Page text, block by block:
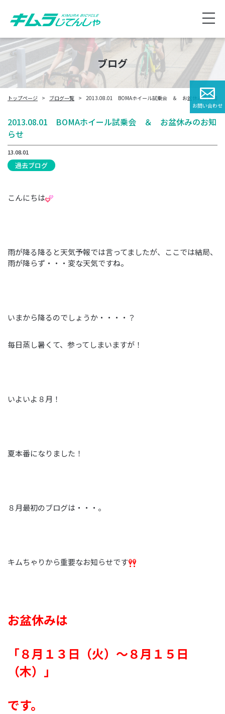
ブログ
トップページ ブログ一覧 2013.08.01 BOMAホイール試乗会 ＆ お盆休みのお知ら
2013.08.01 BOMAホイール試乗会 ＆ お盆休みのお知
らせ
13.08.01
過去ブログ
こんにちは
雨が降る降ると天気予報では言ってましたが、ここでは結局、
雨が降らず・・・変な天気ですね。
いまから降るのでしょうか・・・・？
毎日蒸し暑くて、参ってしまいますが！
いよいよ８月！
夏本番になりました！
８月最初のブログは・・・。
キムちゃりから重要なお知らせです
お盆休みは
「８月１３日（火）～８月１５日
（木）」
です。
お問い合わせ